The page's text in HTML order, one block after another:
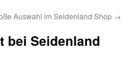
Auswahl im Seidenland Shop →
bei Seidenland